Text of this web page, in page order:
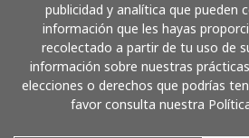
publicidad y analítica que pueden
información que les hayas
recolectado a partir de tu uso de
información sobre nuestras
elecciones o derechos que podrías
favor consulta nuestra
Paga con